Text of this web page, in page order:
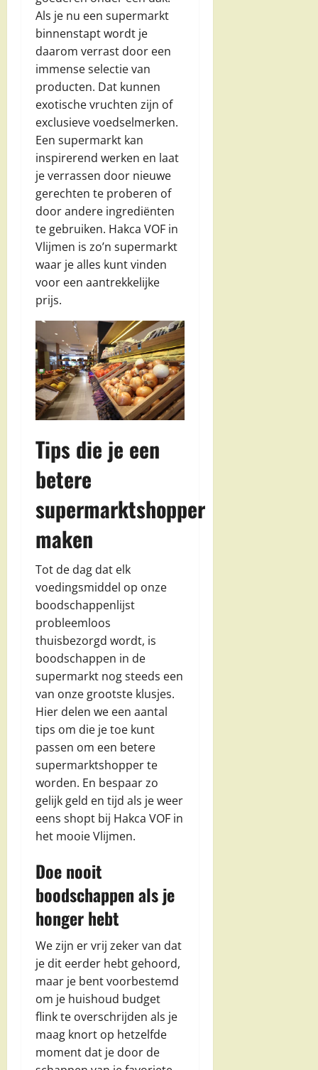
Als je nu een supermarkt
binnenstapt wordt je
daarom verrast door een
immense selectie van
producten. Dat kunnen
exotische vruchten zijn of
exclusieve voedselmerken.
Een supermarkt kan
inspirerend werken en laat
je verrassen door nieuwe
gerechten te proberen of
door andere ingrediënten
te gebruiken. Hakca VOF in
Vlijmen is zo’n supermarkt
waar je alles kunt vinden
voor een aantrekkelijke
prijs.
Tips die je een
betere
supermarktshopper
maken
Tot de dag dat elk
voedingsmiddel op onze
boodschappenlijst
probleemloos
thuisbezorgd wordt, is
boodschappen in de
supermarkt nog steeds een
van onze grootste klusjes.
Hier delen we een aantal
tips om die je toe kunt
passen om een betere
supermarktshopper te
worden. En bespaar zo
gelijk geld en tijd als je weer
eens shopt bij Hakca VOF in
het mooie Vlijmen.
Doe nooit
boodschappen als je
honger hebt
We zijn er vrij zeker van dat
je dit eerder hebt gehoord,
maar je bent voorbestemd
om je huishoud budget
flink te overschrijden als je
maag knort op hetzelfde
moment dat je door de